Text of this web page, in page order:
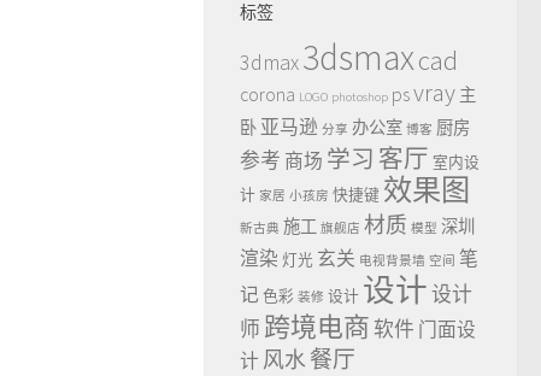
标签
3dmax3dsmaxcad
corona LOGO photoshop psvray 主
卧 亚马逊 分享 办公室 博客 厨房
参考 商场 学习 客厅 室内设
计 家居 小孩房 快捷键 效果图
新古典 施工 旗舰店 材质 模型 深圳
渲染 灯光 玄关 电视背景墙 空间 笔
记 色彩 装修 设计 设计设计
师 跨境电商软件 门面设
计 风水 餐厅